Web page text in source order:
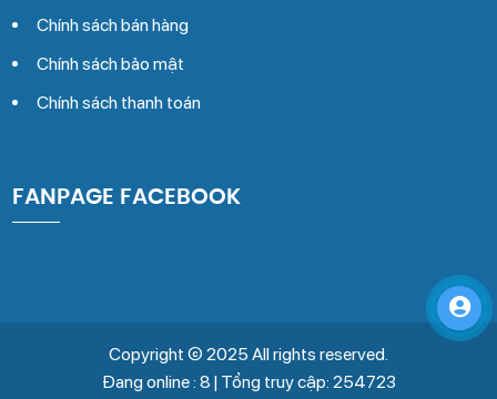
Chính sách bán hàng
Chính sách bảo mật
Chính sách thanh toán
FANPAGE FACEBOOK
Copyright © 2025 All rights reserved.
Đang online : 8 | Tổng truy cập: 254723